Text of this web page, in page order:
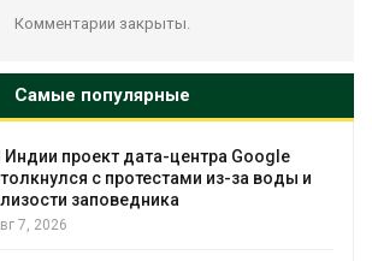
Комментарии закрыты.
Самые популярные
Индии проект дата-центра Google
с протестами из-за воды и
заповедника
7, 2026